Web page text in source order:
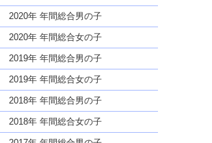
2020年 年間総合男の子
2020年 年間総合女の子
2019年 年間総合男の子
2019年 年間総合女の子
2018年 年間総合男の子
2018年 年間総合女の子